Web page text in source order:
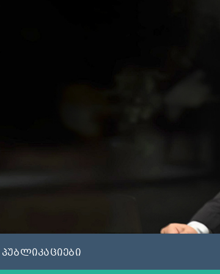
პუბლიკაციები